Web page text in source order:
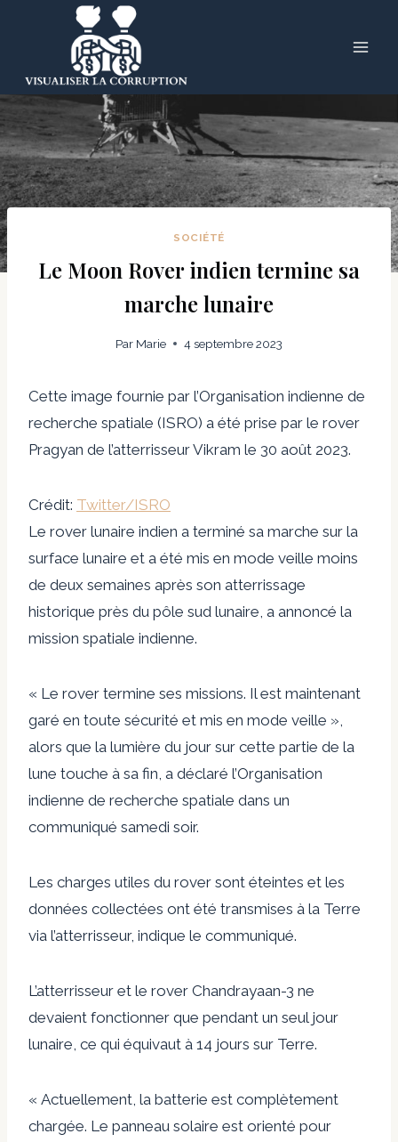
SOCIÉTÉ
Le Moon Rover indien termine sa
marche lunaire
Par Marie 4 septembre 2023
Cette image fournie par l’Organisation indienne de
recherche spatiale (ISRO) a été prise par le rover
Pragyan de l’atterrisseur Vikram le 30 août 2023.
Crédit: Twitter/ISRO
Le rover lunaire indien a terminé sa marche sur la
surface lunaire et a été mis en mode veille moins
de deux semaines après son atterrissage
historique près du pôle sud lunaire, a annoncé la
mission spatiale indienne.
« Le rover termine ses missions. Il est maintenant
garé en toute sécurité et mis en mode veille »,
alors que la lumière du jour sur cette partie de la
lune touche à sa fin, a déclaré l’Organisation
indienne de recherche spatiale dans un
communiqué samedi soir.
Les charges utiles du rover sont éteintes et les
données collectées ont été transmises à la Terre
via l’atterrisseur, indique le communiqué.
L’atterrisseur et le rover Chandrayaan-3 ne
devaient fonctionner que pendant un seul jour
lunaire, ce qui équivaut à 14 jours sur Terre.
« Actuellement, la batterie est complètement
chargée. Le panneau solaire est orienté pour